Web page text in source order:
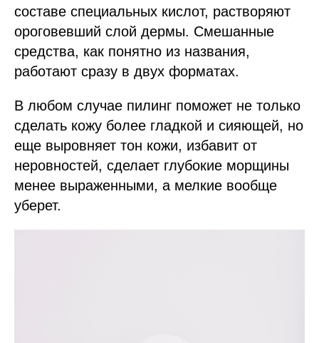
составе специальных кислот, растворяют
ороговевший слой дермы. Смешанные
средства, как понятно из названия,
работают сразу в двух форматах.
В любом случае пилинг поможет не только
сделать кожу более гладкой и сияющей, но
еще выровняет тон кожи, избавит от
неровностей, сделает глубокие морщины
менее выраженными, а мелкие вообще
уберет.